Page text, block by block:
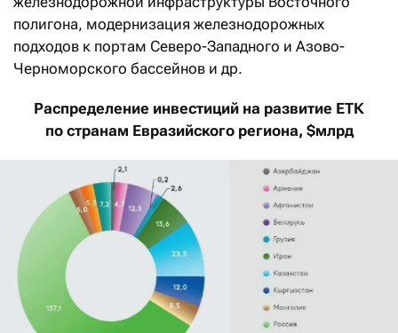
полигона, модернизация железнодорожных
подходов к портам Северо-Западного и Азово-
Черноморского бассейнов и др.
Распределение инвестиций на развитие ЕТК
по странам Евразийского региона, $млрд